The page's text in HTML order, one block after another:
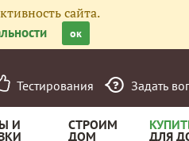
сайта.
ок
Тестирования Задать
И СТРОИМ
ДОМ ДЛЯ